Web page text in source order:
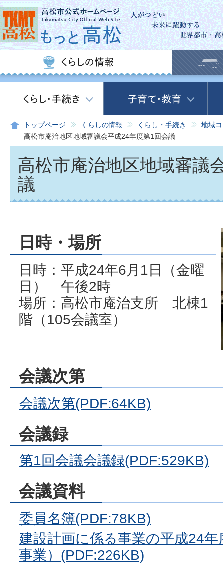
この
トップページ くらしの情報 くらし・手続き
地域
高松市庵治地区地域審議会平成24年度第1回会議
高松市庵治地区地域審議
議
日時・場所
日時：平成24年6月1日（金曜
日） 午後2時
場所：高松市庵治支所 北棟1
階（105会議室）
会議次第
会議次第(PDF:64KB)
会議録
第1回会議会議録(PDF:529KB)
会議資料
委員名簿(PDF:78KB)
建設計画に係る事業の平成24
事業）(PDF:226KB)